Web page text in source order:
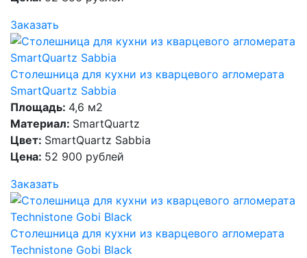
Заказать
Столешница для кухни из кварцевого агломерата
SmartQuartz Sabbia
Площадь: 4,6 м2
Материал: SmartQuartz
Цвет: SmartQuartz Sabbia
Цена: 52 900 рублей
Заказать
Столешница для кухни из кварцевого агломерата
Technistone Gobi Black